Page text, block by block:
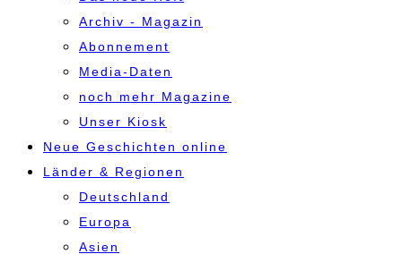
Archiv - Magazin
Abonnement
Media-Daten
noch mehr Magazine
Unser Kiosk
Neue Geschichten online
Länder & Regionen
Deutschland
Europa
Asien